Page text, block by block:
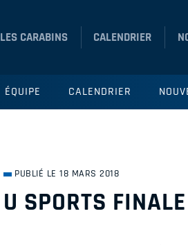
LES CARABINS CALENDRIER
ÉQUIPE CALENDRIER
PUBLIÉ LE 18 MARS 2018
U SPORTS